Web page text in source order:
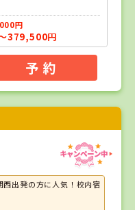
円
379,500円
予 約
西出発の方に人気！校内宿